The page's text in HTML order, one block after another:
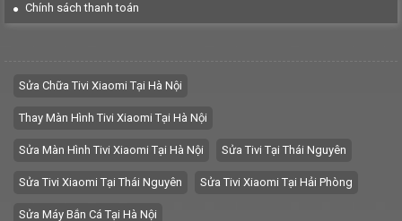
Chính sách thanh toán
Sửa Chữa Tivi Xiaomi Tại Hà Nội
Thay Màn Hình Tivi Xiaomi Tại Hà Nội
Sửa Màn Hình Tivi Xiaomi Tại Hà Nội Sửa Tivi Tại Thái Nguyên
Sửa Tivi Xiaomi Tại Thái Nguyên Sửa Tivi Xiaomi Tại Hải Phòng
Sửa Máy Bắn Cá Tại Hà Nội